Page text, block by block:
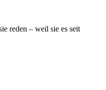
reden – weil sie es seit